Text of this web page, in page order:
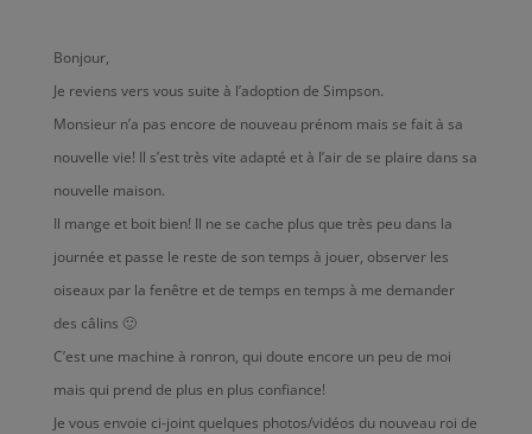
Bonjour,
Je reviens vers vous suite à l’adoption de Simpson.
Monsieur n’a pas encore de nouveau prénom mais se fait à sa
nouvelle vie! Il s’est très vite adapté et à l’air de se plaire dans sa
nouvelle maison.
Il mange et boit bien! Il ne se cache plus que très peu dans la
journée et passe le reste de son temps à jouer, observer les
oiseaux par la fenêtre et de temps en temps à me demander
des câlins 🙂
C’est une machine à ronron, qui doute encore un peu de moi
mais qui prend de plus en plus confiance!
Je vous envoie ci-joint quelques photos/vidéos du nouveau roi de